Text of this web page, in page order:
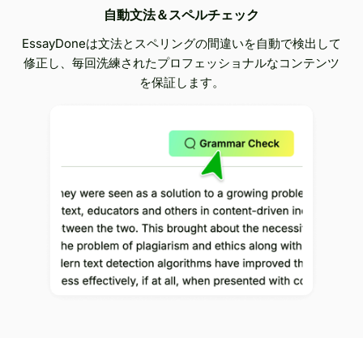
自動文法＆スペルチェック
EssayDoneは文法とスペリングの間違いを自動で検出して
修正し、毎回洗練されたプロフェッショナルなコンテンツ
を保証します。